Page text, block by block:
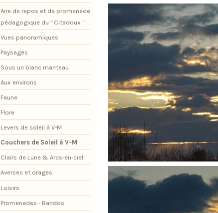
Aire de repos et de promenade
pédagogique du " Citadoux "
Vues panoramiques
Paysages
Sous un blanc manteau
Aux environs
Faune
Flore
Levers de soleil à V-M
Couchers de Soleil à V-M
Clairs de Lune & Arcs-en-ciel
Averses et orages
Loisirs
Promenades - Randos